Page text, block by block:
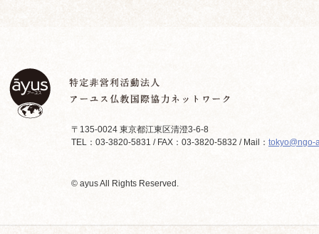
〒135-0024 東京都江東区清澄3-6-8
TEL：03-3820-5831 / FAX：03-3820-5832 / Mail： tokyo@ngo-
© ayus All Rights Reserved.